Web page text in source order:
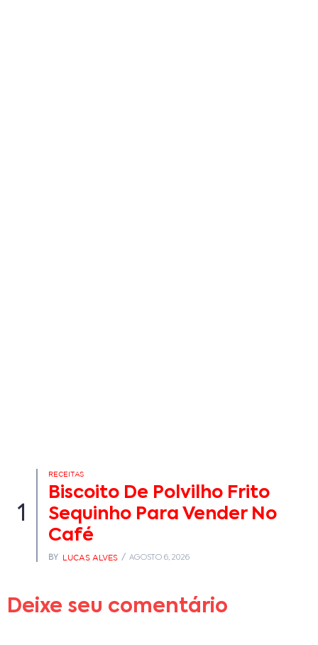
1
RECEITAS
Biscoito De Polvilho Frito
Sequinho Para Vender No
Café
BY LUCAS ALVES AGOSTO 6, 2026
Deixe seu comentário